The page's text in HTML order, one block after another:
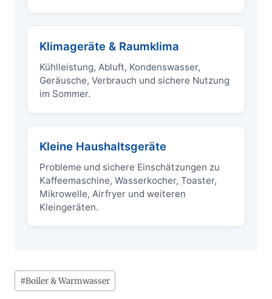
Klimageräte & Raumklima
Kühlleistung, Abluft, Kondenswasser,
Geräusche, Verbrauch und sichere Nutzung
im Sommer.
Kleine Haushaltsgeräte
Probleme und sichere Einschätzungen zu
Kaffeemaschine, Wasserkocher, Toaster,
Mikrowelle, Airfryer und weiteren
Kleingeräten.
Schlagworte:
#Boiler & Warmwasser